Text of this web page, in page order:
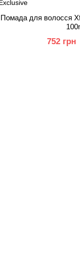
Помада для волосся
752 грн